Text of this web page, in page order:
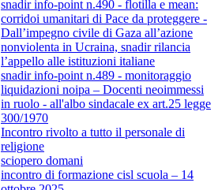
snadir info-point n.490 - flotilla e mean:
corridoi umanitari di Pace da proteggere -
Dall’impegno civile di Gaza all’azione
nonviolenta in Ucraina, snadir rilancia
l’appello alle istituzioni italiane
snadir info-point n.489 - monitoraggio
liquidazioni noipa – Docenti neoimmessi
in ruolo - all'albo sindacale ex art.25 legge
300/1970
Incontro rivolto a tutto il personale di
religione
sciopero domani
incontro di formazione cisl scuola – 14